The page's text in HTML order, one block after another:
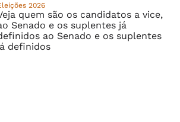
2026
quem são os candidatos a vice,
Senado e os suplentes já
ao Senado e os suplentes
definidos